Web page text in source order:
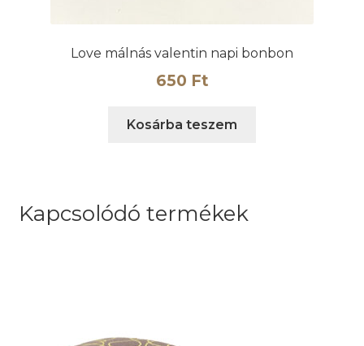
Love málnás valentin napi bonbon
650 Ft
Kosárba teszem
Kapcsolódó termékek